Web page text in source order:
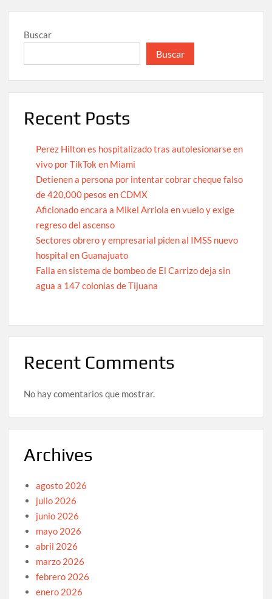
Buscar
Buscar
Recent Posts
Perez Hilton es hospitalizado tras autolesionarse en
vivo por TikTok en Miami
Detienen a persona por intentar cobrar cheque falso
de 420,000 pesos en CDMX
Aficionado encara a Mikel Arriola en vuelo y exige
regreso del ascenso
Sectores obrero y empresarial piden al IMSS nuevo
hospital en Guanajuato
Falla en sistema de bombeo de El Carrizo deja sin
agua a 147 colonias de Tijuana
Recent Comments
No hay comentarios que mostrar.
Archives
agosto 2026
julio 2026
junio 2026
mayo 2026
abril 2026
marzo 2026
febrero 2026
enero 2026